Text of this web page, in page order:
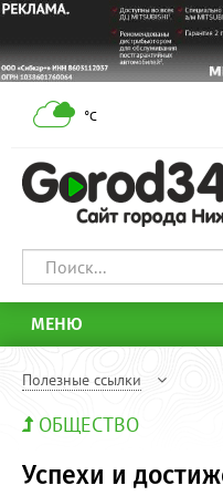
°С
МЕНЮ
Полезные ссылки
ОБЩЕСТВО
Успехи и